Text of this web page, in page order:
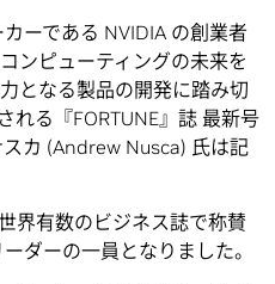
ーである NVIDIA の創業者
ンピューティングの未来を
となる製品の開発に踏み切
れる『FORTUNE』誌 最新号
カ (Andrew Nusca) 氏は記
界有数のビジネス誌で称賛
ダーの一員となりました。